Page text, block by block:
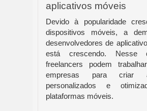
aplicativos móveis
Devido à popularidade
dispositivos móveis, a
desenvolvedores de
está crescendo. Nesse
freelancers podem
empresas para criar
personalizados e
plataformas móveis.